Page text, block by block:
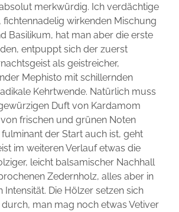
merkwürdig. Ich verdächtige
fichtennadelig wirkenden Mischung
Basilikum, hat man aber die erste
entpuppt sich der zuerst
als geistreicher,
Mephisto mit schillernden
Kehrtwende. Natürlich muss
Duft von Kardamom
frischen und grünen Noten
der Start auch ist, geht
im weiteren Verlauf etwas die
leicht balsamischer Nachhall
Zedernholz, alles aber in
Die Hölzer setzen sich
man mag noch etwas Vetiver